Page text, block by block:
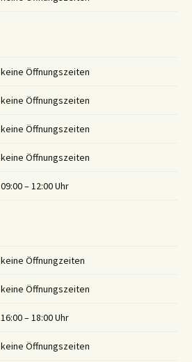
keine Öffnungszeiten
keine Öffnungszeiten
keine Öffnungszeiten
keine Öffnungszeiten
09:00 – 12:00 Uhr
keine Öffnungzeiten
keine Öffnungszeiten
16:00 – 18:00 Uhr
keine Öffnungszeiten